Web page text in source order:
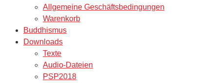
Allgemeine Geschäftsbedingungen
Warenkorb
Buddhismus
Downloads
Texte
Audio-Dateien
PSP2018